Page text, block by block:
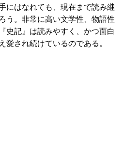
にはなれても、現在まで読み継
う。非常に高い文学性、物語性
史記』は読みやすく、かつ面白
愛され続けているのである。